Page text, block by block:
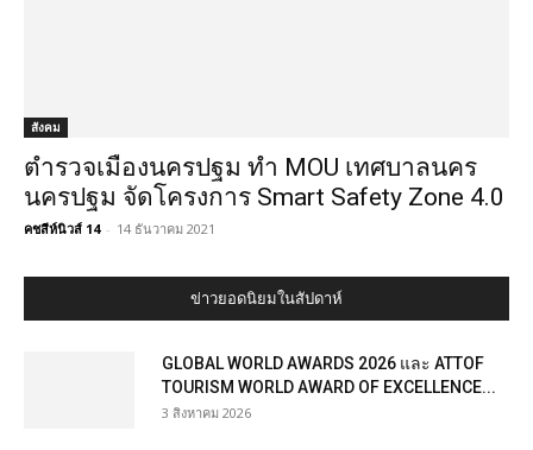
สังคม
ตำรวจเมืองนครปฐม ทำ MOU เทศบาลนคร
นครปฐม จัดโครงการ Smart Safety Zone 4.0
คชสีห์นิวส์ 14 - 14 ธันวาคม 2021
ข่าวยอดนิยมในสัปดาห์
GLOBAL WORLD AWARDS 2026 และ ATTOF
TOURISM WORLD AWARD OF EXCELLENCE...
3 สิงหาคม 2026